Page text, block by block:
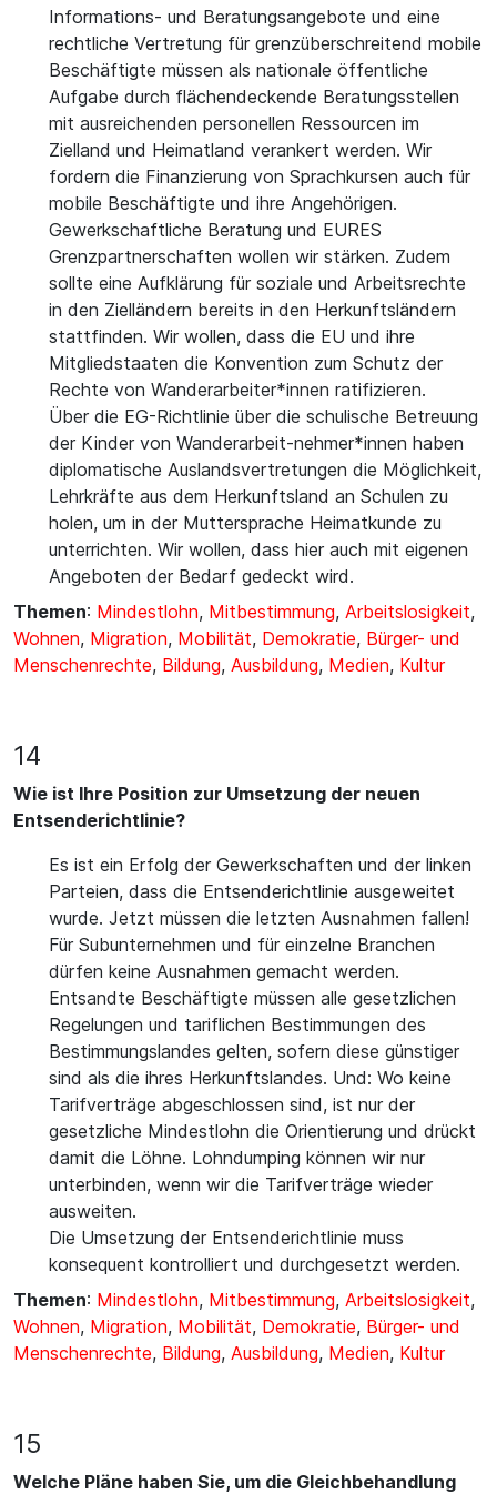
Informations- und Beratungsangebote und eine
rechtliche Vertretung für grenzüberschreitend mobile
Beschäftigte müssen als nationale öffentliche
Aufgabe durch flächendeckende Beratungsstellen
mit ausreichenden personellen Ressourcen im
Zielland und Heimatland verankert werden. Wir
fordern die Finanzierung von Sprachkursen auch für
mobile Beschäftigte und ihre Angehörigen.
Gewerkschaftliche Beratung und EURES
Grenzpartnerschaften wollen wir stärken. Zudem
sollte eine Aufklärung für soziale und Arbeitsrechte
in den Zielländern bereits in den Herkunftsländern
stattfinden. Wir wollen, dass die EU und ihre
Mitgliedstaaten die Konvention zum Schutz der
Rechte von Wanderarbeiter*innen ratifizieren.
Über die EG-Richtlinie über die schulische Betreuung
der Kinder von Wanderarbeit-nehmer*innen haben
diplomatische Auslandsvertretungen die Möglichkeit,
Lehrkräfte aus dem Herkunftsland an Schulen zu
holen, um in der Muttersprache Heimatkunde zu
unterrichten. Wir wollen, dass hier auch mit eigenen
Angeboten der Bedarf gedeckt wird.
Themen: Mindestlohn, Mitbestimmung, Arbeitslosigkeit,
Wohnen, Migration, Mobilität, Demokratie, Bürger- und
Menschenrechte, Bildung, Ausbildung, Medien, Kultur
14
Wie ist Ihre Position zur Umsetzung der neuen
Entsenderichtlinie?
Es ist ein Erfolg der Gewerkschaften und der linken
Parteien, dass die Entsenderichtlinie ausgeweitet
wurde. Jetzt müssen die letzten Ausnahmen fallen!
Für Subunternehmen und für einzelne Branchen
dürfen keine Ausnahmen gemacht werden.
Entsandte Beschäftigte müssen alle gesetzlichen
Regelungen und tariflichen Bestimmungen des
Bestimmungslandes gelten, sofern diese günstiger
sind als die ihres Herkunftslandes. Und: Wo keine
Tarifverträge abgeschlossen sind, ist nur der
gesetzliche Mindestlohn die Orientierung und drückt
damit die Löhne. Lohndumping können wir nur
unterbinden, wenn wir die Tarifverträge wieder
ausweiten.
Die Umsetzung der Entsenderichtlinie muss
konsequent kontrolliert und durchgesetzt werden.
Themen: Mindestlohn, Mitbestimmung, Arbeitslosigkeit,
Wohnen, Migration, Mobilität, Demokratie, Bürger- und
Menschenrechte, Bildung, Ausbildung, Medien, Kultur
15
Welche Pläne haben Sie, um die Gleichbehandlung